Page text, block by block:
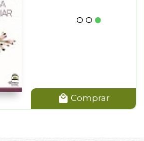
Comprar